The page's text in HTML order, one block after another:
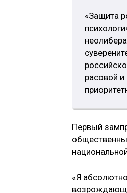
«Защита
расовой
Первый
«Я